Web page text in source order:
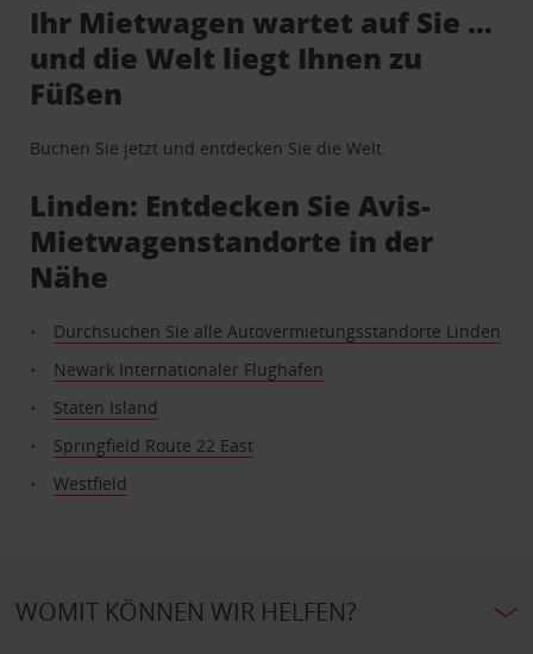
Ihr Mietwagen wartet auf Sie …
und die Welt liegt Ihnen zu
Füßen
Buchen Sie jetzt und entdecken Sie die Welt.
Linden: Entdecken Sie Avis-
Mietwagenstandorte in der
Nähe
Durchsuchen Sie alle Autovermietungsstandorte Linden
Newark Internationaler Flughafen
Staten Island
Springfield Route 22 East
Westfield
WOMIT KÖNNEN WIR HELFEN?